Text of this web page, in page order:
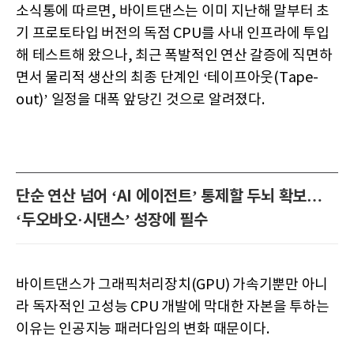
소식통에 따르면, 바이트댄스는 이미 지난해 말부터 초
기 프로토타입 버전의 독점 CPU를 사내 인프라에 투입
해 테스트해 왔으나, 최근 폭발적인 연산 갈증에 직면하
면서 물리적 생산의 최종 단계인 ‘테이프아웃(Tape-
out)’ 일정을 대폭 앞당긴 것으로 알려졌다.
단순 연산 넘어 ‘AI 에이전트’ 통제할 두뇌 확보…
‘두오바오·시댄스’ 성장에 필수
바이트댄스가 그래픽처리장치(GPU) 가속기뿐만 아니
라 독자적인 고성능 CPU 개발에 막대한 자본을 투하는
이유는 인공지능 패러다임의 변화 때문이다.